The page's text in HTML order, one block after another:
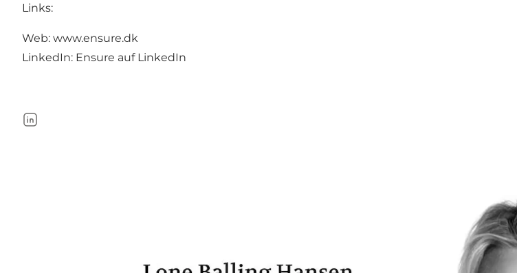
Links:
Web: www.ensure.dk
LinkedIn: Ensure auf LinkedIn
LinkedIn